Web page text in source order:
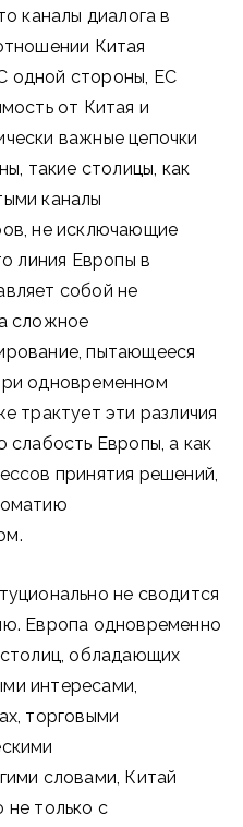
каналы диалога в
Китая
одной стороны, ЕС
от Китая и
важные цепочки
такие столицы, как
каналы
не исключающие
линия Европы в
собой не
сложное
пытающееся
одновременном
трактует эти различия
слабость Европы, а как
принятия решений,
не сводится
Европа одновременно
обладающих
интересами,
торговыми
словами, Китай
не только с